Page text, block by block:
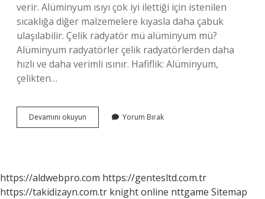
verir. Alüminyum ısıyı çok iyi ilettiği için istenilen
sıcaklığa diğer malzemelere kıyasla daha çabuk
ulaşılabilir. Çelik radyatör mü alüminyum mü?
Alüminyum radyatörler çelik radyatörlerden daha
hızlı ve daha verimli ısınır. Hafiflik: Alüminyum,
çelikten…
Devamını okuyun Alüminyum
Radyatör
Yorum Bırak
https://aldwebpro.com https://gentesltd.com.tr
https://takidizayn.com.tr knight online nttgame Sitemap